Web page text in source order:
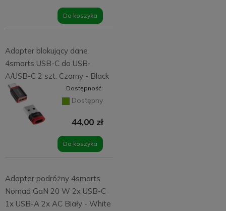
Do koszyka
Adapter blokujący dane
4smarts USB-C do USB-
A/USB-C 2 szt. Czarny - Black
Dostępność:
Dostępny
44,00 zł
Do koszyka
Adapter podróżny 4smarts
Nomad GaN 20 W 2x USB-C
1x USB-A 2x AC Biały - White